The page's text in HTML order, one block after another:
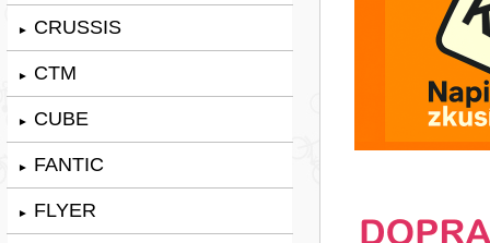
► CRUSSIS
► CTM
► CUBE
► FANTIC
► FLYER